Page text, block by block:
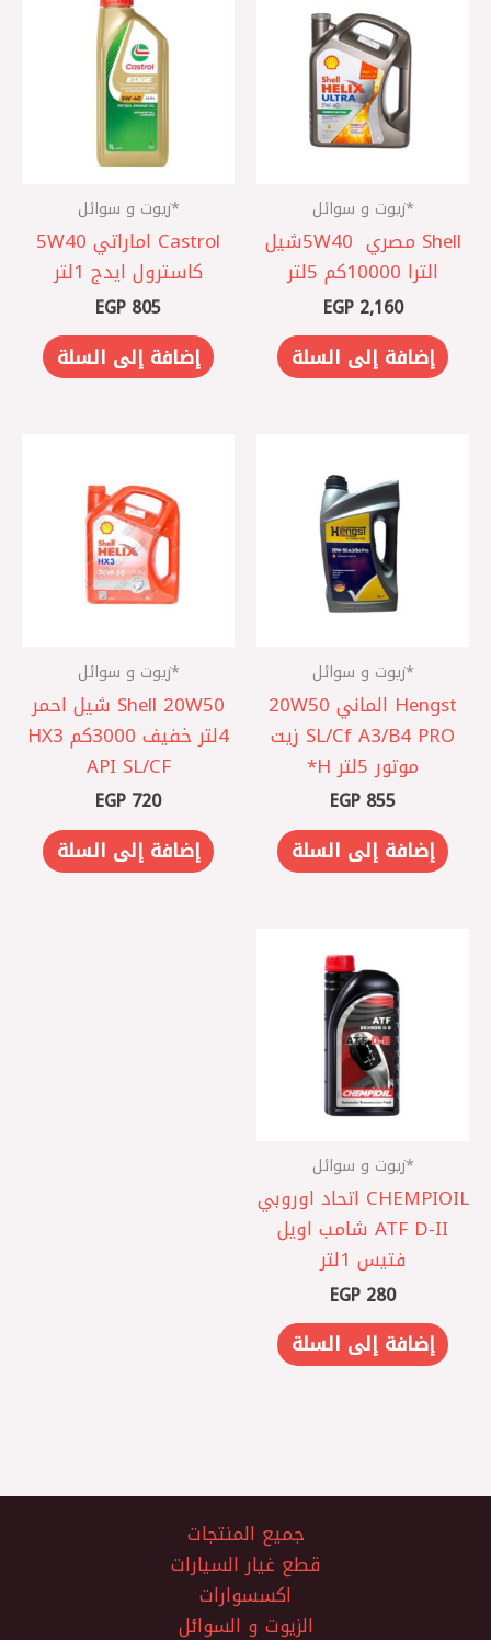
*زيوت و سوائل
Shell مصري 5W40 ‎شيل
الترا 10000كم 5لتر
EGP2,160
إضافة إلى السلة
*زيوت و سوائل
Castrol اماراتي 5W40
كاسترول ايدج 1لتر
EGP 805
إضافة إلى السلة
*زيوت و سوائل
Hengst الماني 20W50
SL/Cf A3/B4 PRO زيت
موتور 5لتر H*
EGP 855
إضافة إلى السلة
*زيوت و سوائل
Shell 20W50 شيل احمر
4لتر خفيف 3000كم HX3
API SL/CF
EGP 720
إضافة إلى السلة
*زيوت و سوائل
CHEMPIOIL اتحاد اوروبي
ATF D-II شامب اويل
فتيس 1لتر
EGP 280
إضافة إلى السلة
جميع المنتجات
قطع غيار السيارات
اكسسوارات
الزيوت و السوائل